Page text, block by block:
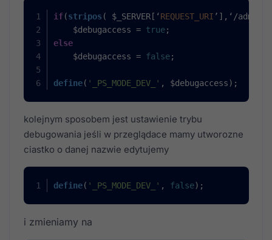
if(stripos ( $_SERVER[‘REQUEST_URI ’],‘/
    $debugaccess =
true;
else
    $debugaccess =
false;
define( '_PS_MODE_DEV_' , $debugaccess);
kolejnym sposobem jest ustawienie trybu
debugowania jeśli w przeglądace mamy utworozne
ciastko o danej nazwie edytujemy
define( '_PS_MODE_DEV_' , false);
i zmieniamy na